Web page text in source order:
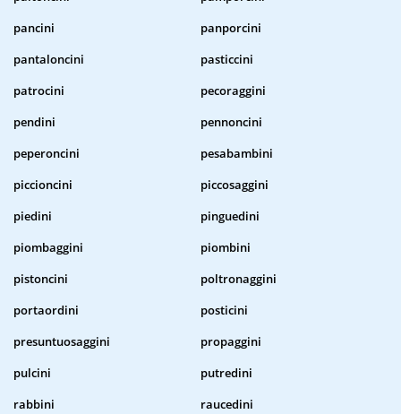
pancini
panporcini
pantaloncini
pasticcini
patrocini
pecoraggini
pendini
pennoncini
peperoncini
pesabambini
piccioncini
piccosaggini
piedini
pinguedini
piombaggini
piombini
pistoncini
poltronaggini
portaordini
posticini
presuntuosaggini
propaggini
pulcini
putredini
rabbini
raucedini